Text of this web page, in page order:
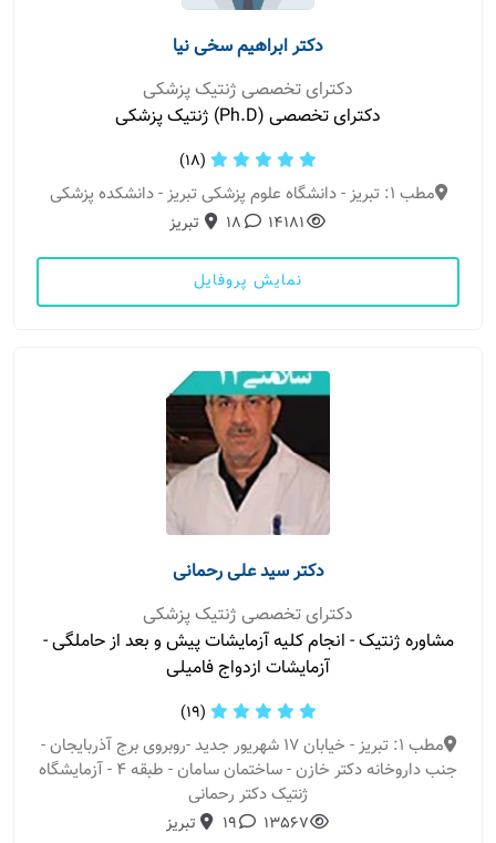
دکتر ابراهیم سخی نیا
دکترای تخصصی ژنتیک پزشکی
دکترای تخصصی (Ph.D) ژنتیک پزشکی
(18)
مطب 1: تبریز - دانشگاه علوم پزشکی تبریز - دانشکده پزشکی
14181
18 تبریز
نمایش پروفایل
دکتر سید علی رحمانی
دکترای تخصصی ژنتیک پزشکی
مشاوره ژنتیک - انجام کلیه آزمایشات پیش و بعد از حاملگی -
آزمایشات ازدواج فامیلی
(19)
مطب 1: تبریز - خیابان 17 شهریور جدید -روبروی برج آذربایجان -
جنب داروخانه دکتر خازن - ساختمان سامان - طبقه 4 - آزمایشگاه
ژنتیک دکتر رحمانی
13567
19 تبریز